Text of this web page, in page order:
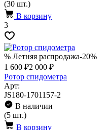
(30 шт.)
В корзину
3
% Летняя распродажа-20%
1 600 ₽2 000 ₽
Ротор спидометра
Арт:
JS180-1701157-2
В наличии
(5 шт.)
В корзину